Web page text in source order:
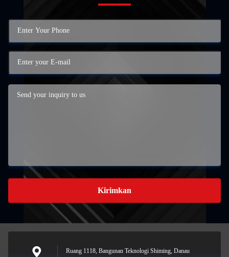
Kirimkan
Ruang 1118, Bangunan Teknologi Shiming, Danau